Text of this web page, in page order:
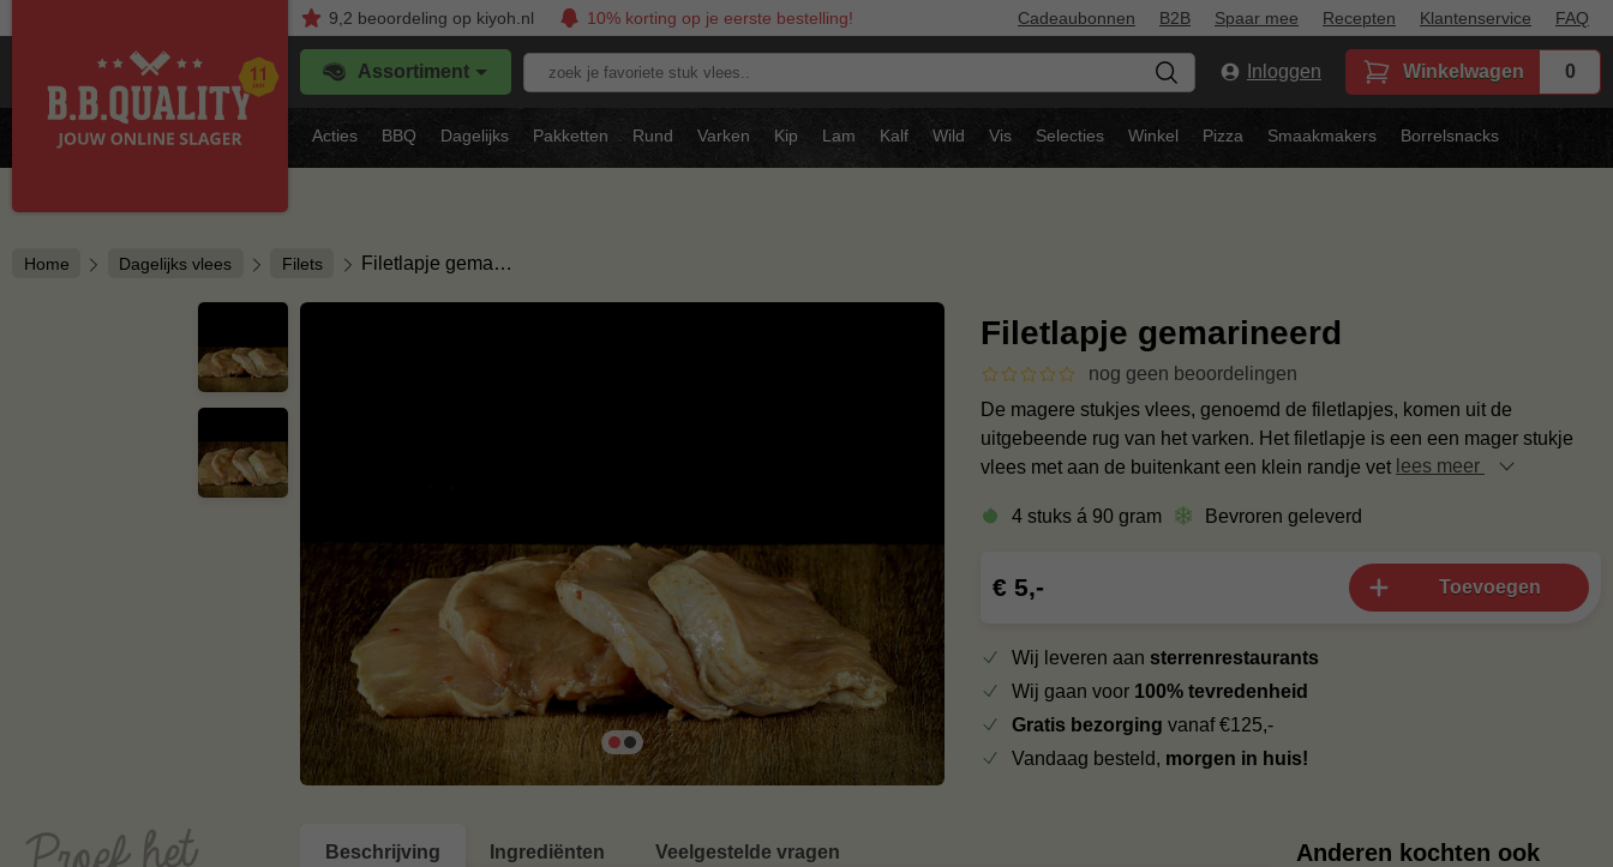
9,2 beoordelingop kiyoh.nl 10% korting op je eerste bestelling! Cadeaubonnen B2B Spaar mee Recepten Klantenservice FAQ
Assortiment
Zoek
stuk
vlees..
Inloggen Winkelwagen 0
Acties BBQ Dagelijks Pakketten Rund Varken Kip Lam Kalf Wild Vis Selecties Winkel Pizza Smaakmakers Borrelsnacks
Home Dagelijks vlees Filets Filetlapje gema…
Filetlapje gemarineerd
nog geen beoordelingen
De magere stukjes vlees, genoemd de filetlapjes, komen uit de
uitgebeende rug van het varken. Het filetlapje is een een mager stukje
vlees met aan de buitenkant een klein randje vet lees meer
4 stuks á 90 gram Bevroren geleverd
€ 5,- Toevoegen
Wij leveren aan sterrenrestaurants
Wij gaan voor 100% tevredenheid
Gratis bezorging vanaf €125,-
Vandaag besteld, morgen in huis!
Beschrijving Ingrediënten Veelgestelde vragen Anderen kochten ook